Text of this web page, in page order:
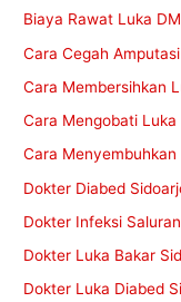
Biaya Rawat Luka
Cara Cegah
Cara Membersihkan
Cara Mengobati
Cara Menyembuhkan
Dokter Diabed
Dokter Infeksi
Dokter Luka Bakar
Dokter Luka Diabed